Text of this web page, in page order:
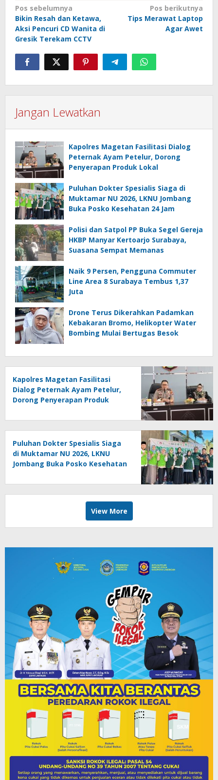
Navigasi
pos
Pos sebelumnya
Bikin Resah dan Ketawa,
Aksi Pencuri CD Wanita di
Gresik Terekam CCTV
Pos berikutnya
Tips Merawat Laptop
Agar Awet
Jangan Lewatkan
Kapolres Magetan Fasilitasi Dialog
Peternak Ayam Petelur, Dorong
Penyerapan Produk Lokal
Puluhan Dokter Spesialis Siaga di
Muktamar NU 2026, LKNU Jombang
Buka Posko Kesehatan 24 Jam
Polisi dan Satpol PP Buka Segel Gereja
HKBP Manyar Kertoarjo Surabaya,
Suasana Sempat Memanas
Naik 9 Persen, Pengguna Commuter
Line Area 8 Surabaya Tembus 1,37
Juta
Drone Terus Dikerahkan Padamkan
Kebakaran Bromo, Helikopter Water
Bombing Mulai Bertugas Besok
Kapolres Magetan Fasilitasi
Dialog Peternak Ayam Petelur,
Dorong Penyerapan Produk
Puluhan Dokter Spesialis Siaga
di Muktamar NU 2026, LKNU
Jombang Buka Posko Kesehatan
View More